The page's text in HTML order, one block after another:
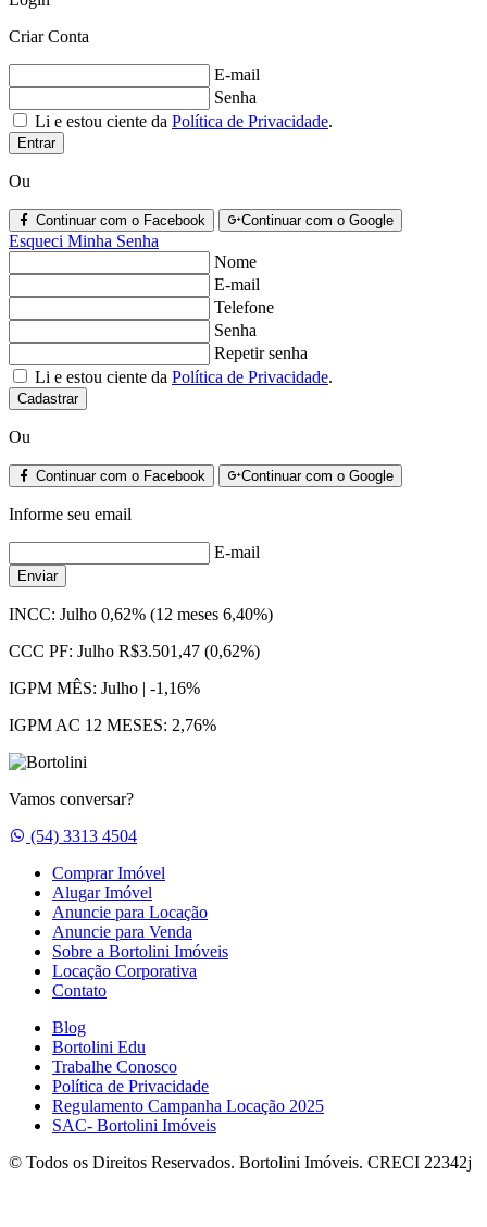
Criar Conta
E-mail
Senha
Li e estou ciente da Política de Privacidade.
Entrar
Ou
Continuar com o Facebook Continuar com o Google
Esqueci Minha Senha
Nome
E-mail
Telefone
Senha
Repetir senha
Li e estou ciente da Política de Privacidade.
Cadastrar
Ou
Continuar com o Facebook Continuar com o Google
Informe seu email
E-mail
Enviar
INCC: Julho 0,62% (12 meses 6,40%)
CCC PF: Julho R$3.501,47 (0,62%)
IGPM MÊS: Julho | -1,16%
IGPM AC 12 MESES: 2,76%
Vamos conversar?
Whatsapp
(54) 3313 4504
Comprar Imóvel
Alugar Imóvel
Anuncie para Locação
Anuncie para Venda
Sobre a Bortolini Imóveis
Locação Corporativa
Contato
Blog
Bortolini Edu
Trabalhe Conosco
Política de Privacidade
Regulamento Campanha Locação 2025
SAC- Bortolini Imóveis
© Todos os Direitos Reservados. Bortolini Imóveis. CRECI 22342j